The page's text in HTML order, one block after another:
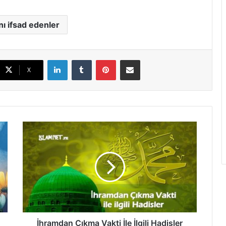
ifsad edenler
X
LinkedIn Tumblr Pinterest E-Posta ile paylaş
a
m
a
n
Ç
İhramdan Çıkma Vakti İle İlgili Hadisler